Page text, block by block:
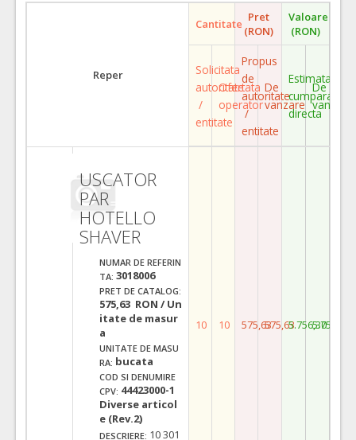
Reper
Cantitate Pret
(RON)
Valoare
(RON)
Solicitata
autoritate
/
entitate
Ofertata
operator
Propus
de
autoritate
/
entitate
De
vanzare
Estimata
cumparare
directa
De
vanzare
USCATOR
PAR
HOTELLO
SHAVER
NUMAR DE REFERIN
TA: 3018006
PRET DE CATALOG:
575,63 RON / Un
itate de masur
a
UNITATE DE MASU
RA: bucata
COD SI DENUMIRE
CPV: 44423000-1
Diverse articol
e (Rev.2)
DESCRIERE: 10 301
10 10 575,63575,635.756,305.756,30